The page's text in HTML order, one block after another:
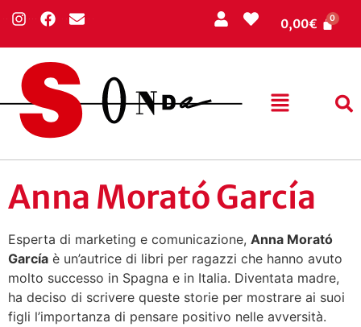
0,00€
Anna Morató García
Esperta di marketing e comunicazione, Anna Morató
García è un’autrice di libri per ragazzi che hanno avuto
molto successo in Spagna e in Italia. Diventata madre,
ha deciso di scrivere queste storie per mostrare ai suoi
figli l’importanza di pensare positivo nelle avversità.